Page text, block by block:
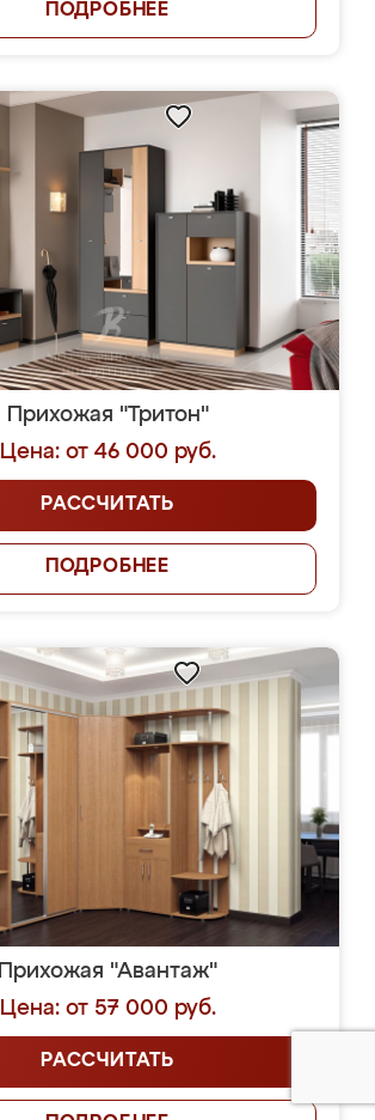
ПОДРОБНЕЕ
Прихожая "Тритон"
Цена: от 46 000 руб.
РАССЧИТАТЬ
ПОДРОБНЕЕ
Прихожая "Авантаж"
Цена: от 57 000 руб.
РАССЧИТАТЬ